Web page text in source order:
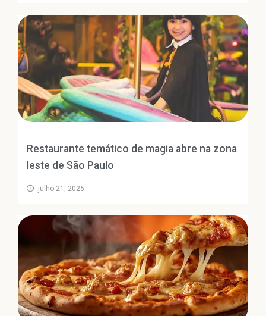
Restaurante temático de magia abre na zona
leste de São Paulo
julho 21, 2026